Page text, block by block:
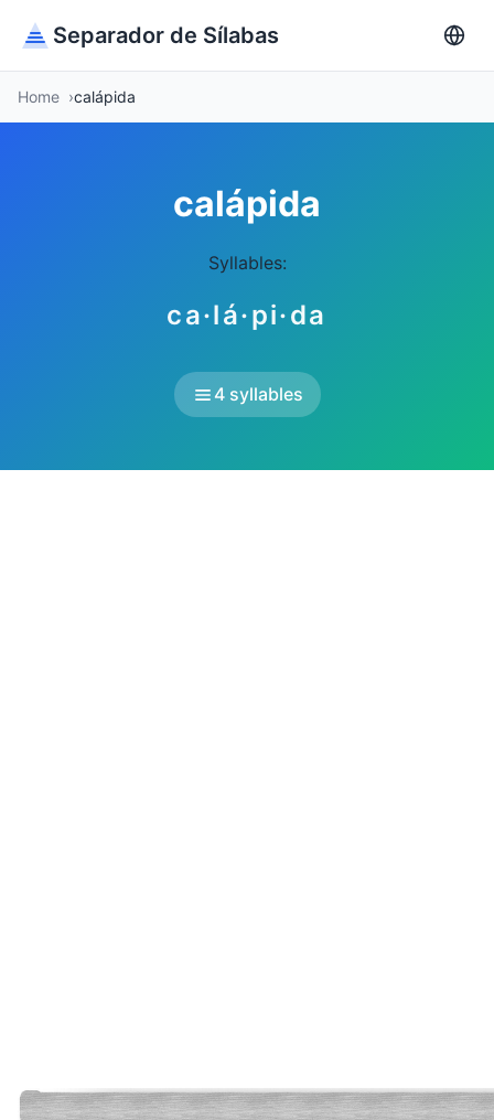
Separador de Sílabas
Home calápida
calápida
Syllables:
ca·lá·pi·da
4 syllables